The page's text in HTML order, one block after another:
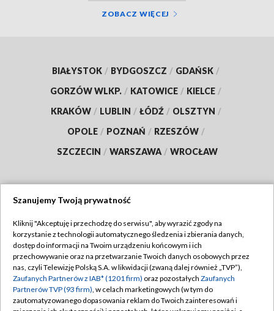
ZOBACZ WIĘCEJ
BIAŁYSTOK / BYDGOSZCZ / GDAŃSK /
GORZÓW WLKP. / KATOWICE / KIELCE /
KRAKÓW / LUBLIN / ŁÓDŹ / OLSZTYN /
OPOLE / POZNAŃ / RZESZÓW /
SZCZECIN / WARSZAWA / WROCŁAW
TVP
Abonament TVP
Emisja w TVP
Centrum informacji TVP
Regulamin TVP
Polityka prywatności
Moje zgody
Szanujemy Twoją prywatność
Kliknij "Akceptuję i przechodzę do serwisu", aby wyrazić zgody na
korzystanie z technologii automatycznego śledzenia i zbierania danych,
dostęp do informacji na Twoim urządzeniu końcowym i ich
przechowywanie oraz na przetwarzanie Twoich danych osobowych przez
nas, czyli Telewizję Polską S.A. w likwidacji (zwaną dalej również „TVP”),
Zaufanych Partnerów z IAB* (1201 firm) oraz pozostałych Zaufanych
Partnerów TVP (93 firm), w celach marketingowych (w tym do
zautomatyzowanego dopasowania reklam do Twoich zainteresowań i